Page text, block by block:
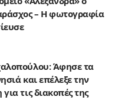
– Η φωτογραφία
Άφησε τα
και επέλεξε την
τις διακοπές της